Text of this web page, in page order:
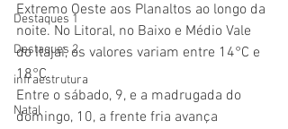
Destaques 1
Destaques 2
infraestrutura
Natal
Extremo Oeste aos Planaltos ao longo da
noite. No Litoral, no Baixo e Médio Vale
do Itajaí, os valores variam entre 14°C e
18°C.
Entre o sábado, 9, e a madrugada do
domingo, 10, a frente fria avança